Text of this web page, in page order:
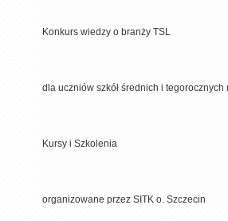
Konkurs wiedzy o branży TSL
dla uczniów szkół średnich i tegorocznych
Kursy i Szkolenia
organizowane przez SITK o. Szczecin